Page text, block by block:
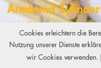
Cookies erleichtern die
Nutzung unserer Dienste
wir Cookies verwenden.
Armband Zylinder
Gold 750/-
Weissgold 750/-